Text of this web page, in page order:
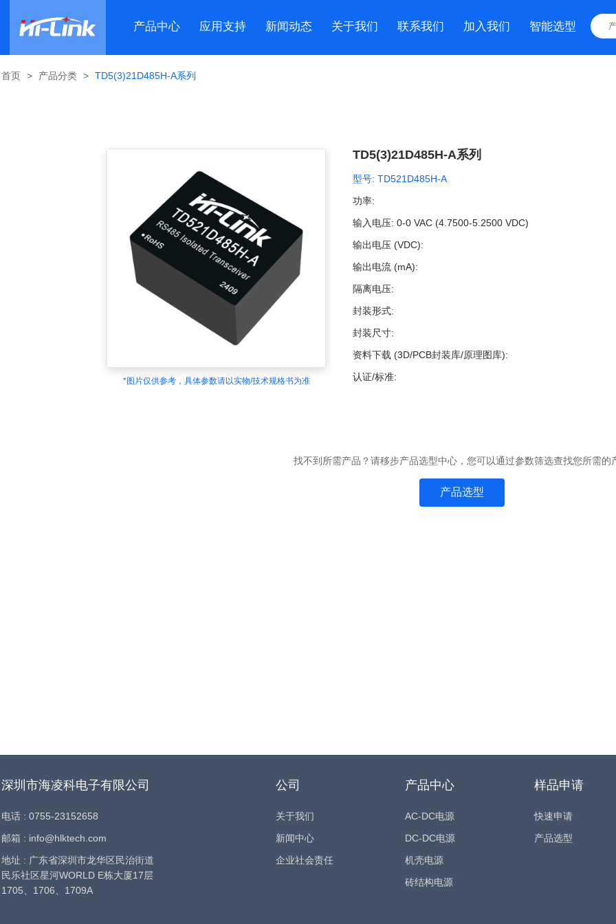
产品中心 应用支持 新闻动态 关于我们 联系我们 加入我们 智能选型
首页 > 产品分类 > TD5(3)21D485H-A系列
*图片仅供参考，具体参数请以实物/技术规格书为准
TD5(3)21D485H-A系列
型号: TD521D485H-A
功率:
输入电压:0-0 VAC (4.7500-5.2500 VDC)
输出电压 (VDC):
输出电流 (mA):
隔离电压:
封装形式:
封装尺寸:
资料下载 (3D/PCB封装库/原理图库):
认证/标准:
找不到所需产品？请移步产品选型中心，您可以通过参数筛选查找您所需的
产品选型
深圳市海凌科电子有限公司
电话 : 0755-23152658
邮箱 : info@hlktech.com
地址 : 广东省深圳市龙华区民治街道
民乐社区星河WORLD E栋大厦17层
1705、1706、1709A
公司
关于我们
新闻中心
企业社会责任
产品中心
AC-DC电源
DC-DC电源
机壳电源
砖结构电源
样品申请
快速申请
产品选型